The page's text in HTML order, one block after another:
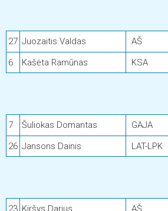
27 Juozaitis Valdas AŠ
6 Kašėta Ramūnas KSA
7
Šuliokas Domantas GAJA
26 Jansons Dainis LAT-LPK
23 Kiršys Darius AŠ